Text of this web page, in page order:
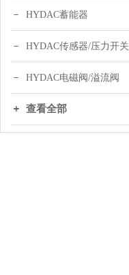
HYDAC蓄能器
HYDAC传感器/压力开关
HYDAC电磁阀/溢流阀
查看全部